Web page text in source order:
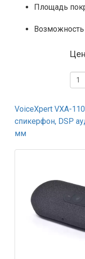
Площадь
VoiceXpert VXA-
спикерфон, DSP
мм